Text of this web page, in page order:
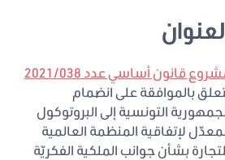
قانون أساسي عدد 2021/038
بالموافقة على انضمام
التونسية إلى البروتوكول
لإتفاقية المنظمة العالمية
بشأن جوانب الملكية الفكريّة